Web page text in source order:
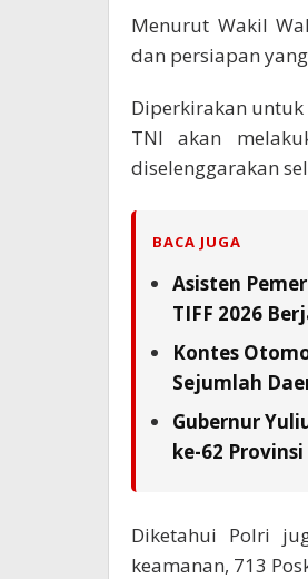
Menurut Wakil
dan persiapan
Diperkirakan
TNI akan
diselenggarakan
BACA JUGA
Asisten
TIFF 2026
Kontes
Sejumlah
Gubernur
ke-62
Diketahui Polri
keamanan, 713